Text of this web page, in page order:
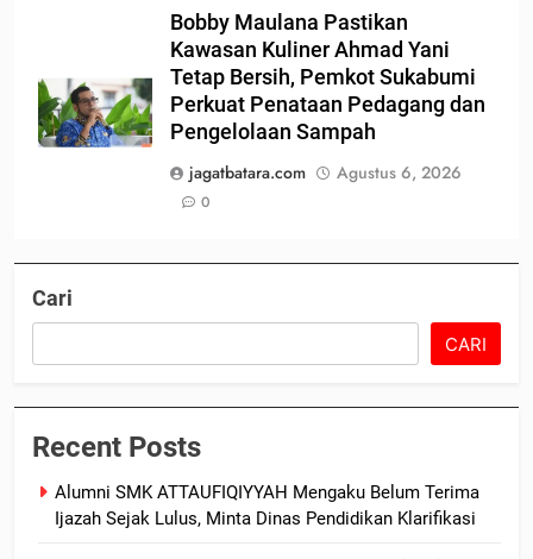
Bobby Maulana Pastikan
Kawasan Kuliner Ahmad Yani
Tetap Bersih, Pemkot Sukabumi
Perkuat Penataan Pedagang dan
Pengelolaan Sampah
jagatbatara.com
Agustus 6, 2026
0
Cari
CARI
Recent Posts
Alumni SMK ATTAUFIQIYYAH Mengaku Belum Terima
Ijazah Sejak Lulus, Minta Dinas Pendidikan Klarifikasi